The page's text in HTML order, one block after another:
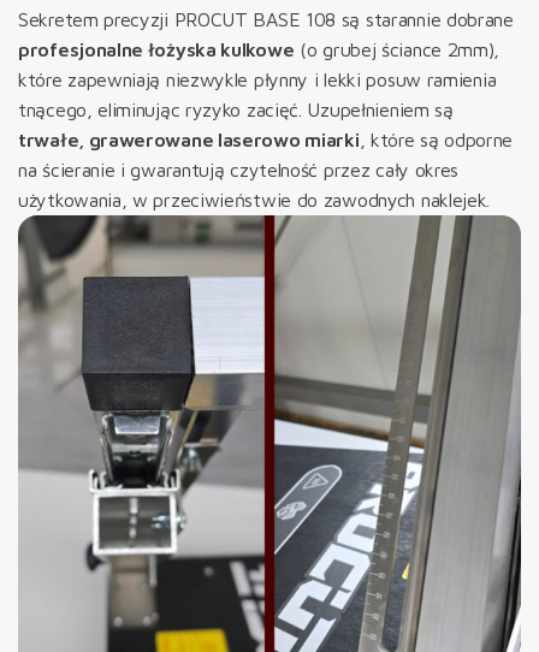
Sekretem precyzji PROCUT BASE 108 są starannie dobrane
profesjonalne łożyska kulkowe (o grubej ściance 2mm),
które zapewniają niezwykle płynny i lekki posuw ramienia
tnącego, eliminując ryzyko zacięć. Uzupełnieniem są
trwałe, grawerowane laserowo miarki , które są odporne
na ścieranie i gwarantują czytelność przez cały okres
użytkowania, w przeciwieństwie do zawodnych naklejek.